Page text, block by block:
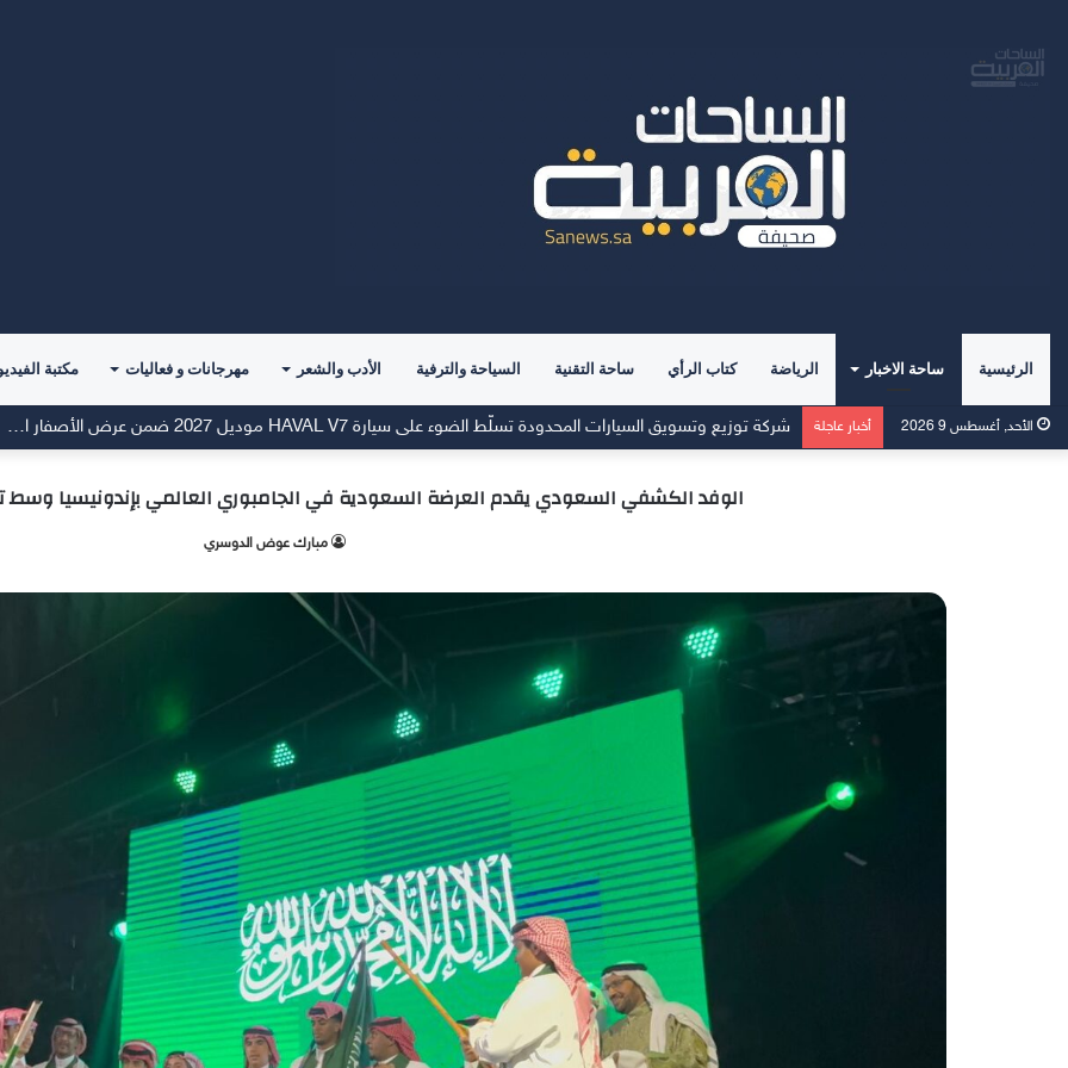
الرئيسية ساحة الاخبار الرياضة كتاب الرأي ساحة التقنية السياحة والترفية الأدب والشعر مهرجانات و فعاليات مكتبة
الأحد, أغسطس 9 2026 أخبار عاجلة بلسمر على موعد مع رالي العقيلات للعام الثاني على التوالي
الوفد الكشفي السعودي يقدم العرضة السعودية في الجامبوري العالمي بإندونيسيا وسط
مبارك عوض الدوسري